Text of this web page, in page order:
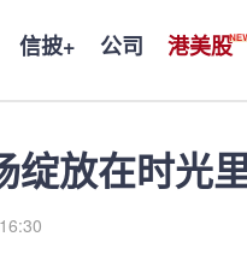
信披+ 公司 港美股
绽放在时光